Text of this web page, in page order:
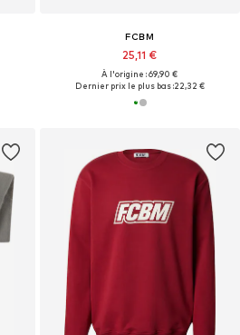
FCBM
25,11 €
À l'origine : 69,90 €
Dernier prix le plus bas :22,32 €